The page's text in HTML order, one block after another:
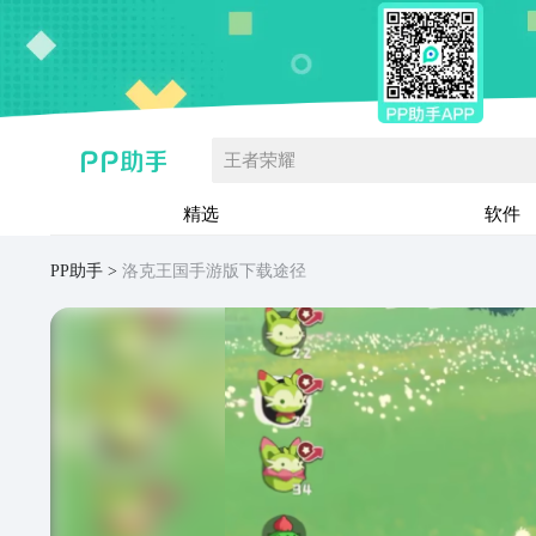
王者荣耀
精选 软件
PP助手 洛克王国手游版下载途径